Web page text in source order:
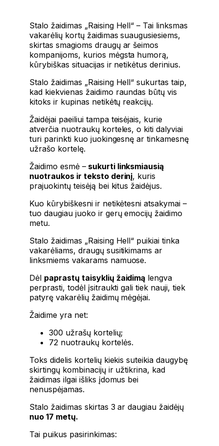
Stalo žaidimas „Raising Hell“ – Tai linksmas
vakarėlių kortų žaidimas suaugusiesiems,
skirtas smagioms draugų ar šeimos
kompanijoms, kurios mėgsta humorą,
kūrybiškas situacijas ir netikėtus derinius.
Stalo žaidimas „Raising Hell“ sukurtas taip,
kad kiekvienas žaidimo raundas būtų vis
kitoks ir kupinas netikėtų reakcijų.
Žaidėjai paeiliui tampa teisėjais, kurie
atverčia nuotraukų korteles, o kiti dalyviai
turi parinkti kuo juokingesnę ar tinkamesnę
užrašo kortelę.
Žaidimo esmė –sukurti linksmiausią
nuotraukos ir teksto derinį, kuris
prajuokintų teisėją bei kitus žaidėjus.
Kuo kūrybiškesni ir netikėtesni atsakymai –
tuo daugiau juoko ir gerų emocijų žaidimo
metu.
Stalo žaidimas „Raising Hell“ puikiai tinka
vakarėliams, draugų susitikimams ar
linksmiems vakarams namuose.
Dėl paprastų taisyklių žaidimą lengva
perprasti, todėl įsitraukti gali tiek nauji, tiek
patyrę vakarėlių žaidimų mėgėjai.
Žaidime yra net:
300 užrašų kortelių;
72 nuotraukų kortelės.
Toks didelis kortelių kiekis suteikia daugybę
skirtingų kombinacijų ir užtikrina, kad
žaidimas ilgai išliks įdomus bei
nenuspėjamas.
Stalo žaidimas skirtas 3 ar daugiau žaidėjų
nuo 17 metų.
Tai puikus pasirinkimas: